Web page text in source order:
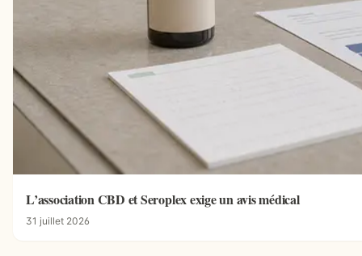
L’association CBD et Seroplex exige un avis médical
31 juillet 2026